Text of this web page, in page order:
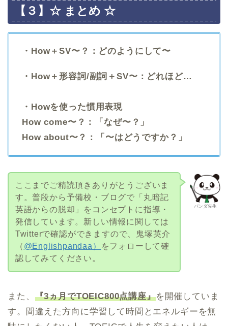
【３】☆ まとめ ☆
・How＋SV〜？：どのようにして〜
・How＋形容詞/副詞＋SV〜：どれほど…
・​Howを使った慣用表現
How come〜？：「なぜ〜？」
How about〜？：「〜はどうですか？」
パンダ先生
ここまでご精読頂きありがとうございま
す。普段から予備校・ブログで「丸暗記
英語からの脱却」をコンセプトに指導・
発信しています。新しい情報に関しては
Twitterで確認ができますので、鬼塚英介
（ @Englishpandaa）
をフォローして確
認してみてください。
また、 『3ヵ月でTOEIC800点講座』を開催していま
す。間違えた方向に学習して時間とエネルギーを無